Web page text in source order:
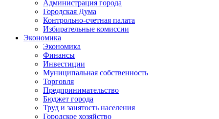
Администрация города
Городская Дума
Контрольно-счетная палата
Избирательные комиссии
Экономика
Экономика
Финансы
Инвестиции
Муниципальная собственность
Торговля
Предпринимательство
Бюджет города
Труд и занятость населения
Городское хозяйство